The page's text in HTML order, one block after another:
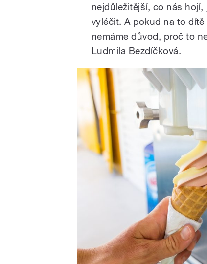
nejdůležitější, co nás
vyléčit. A pokud na to
nemáme důvod, proč to
Ludmila Bezdíčková.